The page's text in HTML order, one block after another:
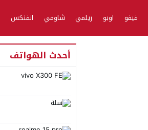
فيفو اوبو ريلمي شاومي انفنكس
أحدث الهواتف